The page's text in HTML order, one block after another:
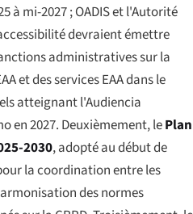
à mi-2027 ; OADIS et l'Autorité
devraient émettre
administratives sur la
et des services EAA dans le
atteignant l'Audiencia
en 2027. Deuxièmement, lePlan
2030, adopté au début de
la coordination entre les
des normes